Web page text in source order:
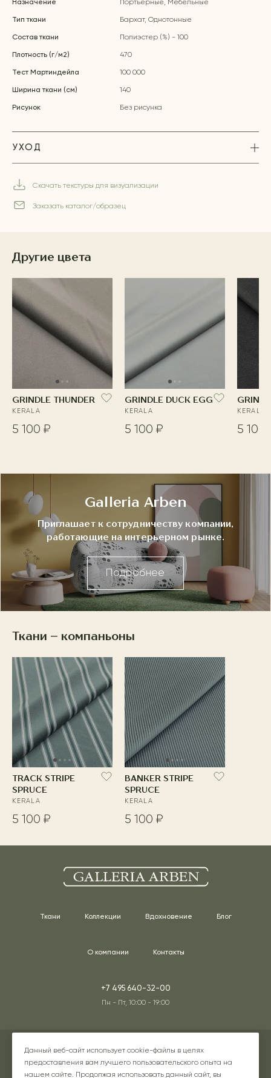
Назначение Портьерные, Мебельные
Тип ткани Бархат, Однотонные
Состав ткани Полиэстер (%) - 100
Плотность (г/м2) 470
Тест Мартиндейла 100 000
Ширина ткани (см) 140
Рисунок Без рисунка
УХОД
Скачать текстуры для визуализации
Заказать каталог/образец
Другие цвета
GRINDLE THUNDER
KERALA
5 100 ₽
GRINDLE DUCK EGG
KERALA
5 100 ₽
KERALA
5 100
Galleria Arben
Приглашает к сотрудничеству компании,
работающие на интерьерном рынке.
Подробнее
Ткани – компаньоны
TRACK STRIPE
SPRUCE
KERALA
5 100 ₽
BANKER STRIPE
SPRUCE
KERALA
5 100 ₽
Ткани Коллекции Вдохновение Блог
О компании Контакты
+7 495 640-32-00
Пн - Пт, 10:00 - 19:00
Адреса наших шоурумов
Данный веб-сайт использует cookie-файлы в целях
предоставления вам лучшего пользовательского опыта на
нашем сайте. Продолжая использовать данный сайт, вы